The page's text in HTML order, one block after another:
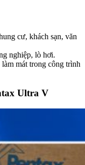
cư, khách sạn, văn
nghiệp, lò hơi.
mát trong công trình
Ultra V